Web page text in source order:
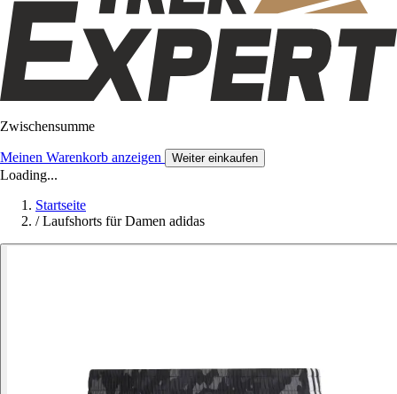
Zwischensumme
Meinen Warenkorb anzeigen Weiter einkaufen
Loading...
Startseite
/ Laufshorts für Damen adidas